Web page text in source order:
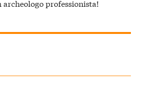
professionista!